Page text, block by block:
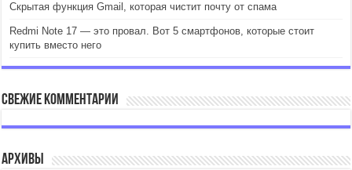
Скрытая функция Gmail, которая чистит почту от спама
Redmi Note 17 — это провал. Вот 5 смартфонов, которые стоит
купить вместо него
Свежие комментарии
Архивы